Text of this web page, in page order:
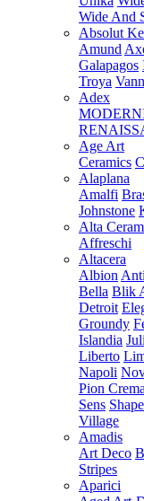
Wide And
Absolut
Amund
Galapagos
Troya
Adex
Age Art
Ceramics
Alaplana
Amalfi
Johnstone
Alta
Affreschi
Altacera
Albion
Bella Blik
Detroit
Groundy
Islandia
Liberto
Napoli
Pion Crema
Sens Shape
Village
Amadis
Art Deco
Stripes
Aparici